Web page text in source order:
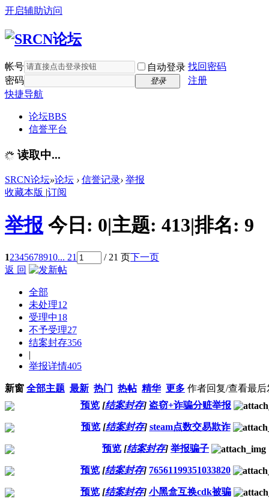
开启辅助访问
帐号 自动登录 找回密码
密码
登录
注册
快捷导航
论坛BBS
信誉平台
读取中...
SRCN论坛»论坛 › 信誉记录› 举报
收藏本版 |订阅
举报 今日: 0|主题: 413|排名: 9
12345678910... 21 / 21 页下一页
返 回
全部
未处理12
受理中18
不予受理27
结案封存356
|
举报详情405
新窗 全部主题 最新 热门 热帖 精华 更多 作者回复/查看最后
预览 [结案封存] 盗窃+诈骗分赃举报
预览 [结案封存] steam点数交易欺诈
预览 [结案封存] 举报骗子
预览 [结案封存] 76561199351033820
预览 [结案封存] 小黑盒互换cdk被骗